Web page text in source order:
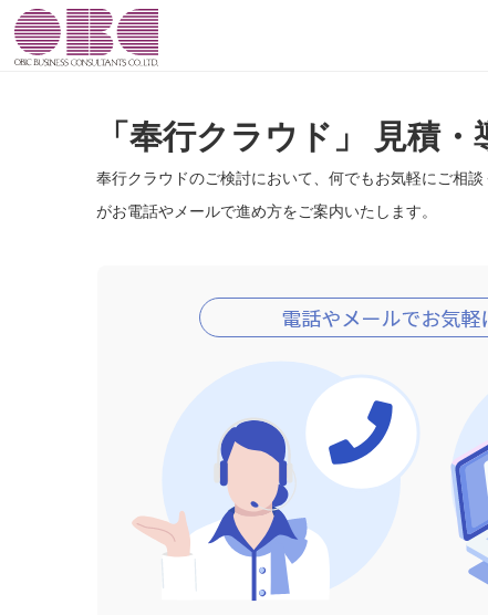
「奉行クラウド」 見積
奉行クラウドのご検討において、何でもお気軽にご相
がお電話やメールで進め方をご案内いたします。